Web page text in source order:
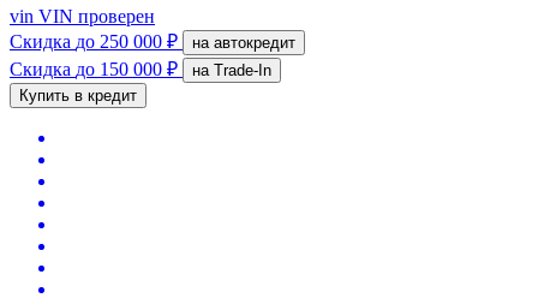
vin VIN проверен
Скидка до 250 000 ₽ на автокредит
Скидка до 150 000 ₽
на Trade-In
Купить в кредит